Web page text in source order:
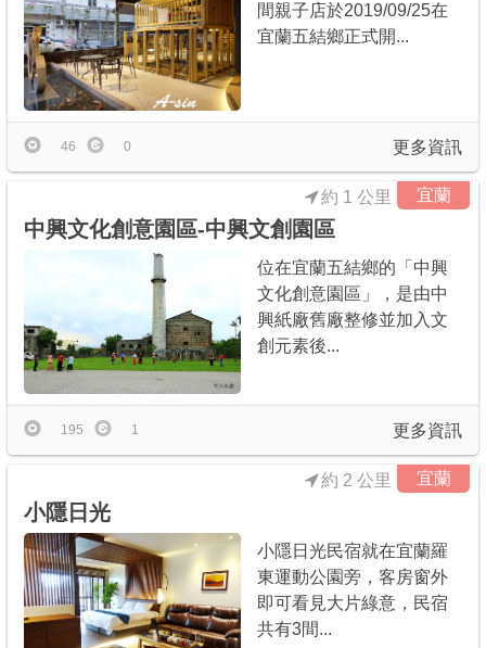
間親子店於2019/09/25在
宜蘭五結鄉正式開...
更多資訊
46 0
宜蘭
中興文化創意園區-中興文創園區
約 1 公里
位在宜蘭五結鄉的「中興
文化創意園區」，是由中
興紙廠舊廠整修並加入文
創元素後...
更多資訊
195 1
宜蘭
小隱日光
約 2 公里
小隱日光民宿就在宜蘭羅
東運動公園旁，客房窗外
即可看見大片綠意，民宿
共有3間...